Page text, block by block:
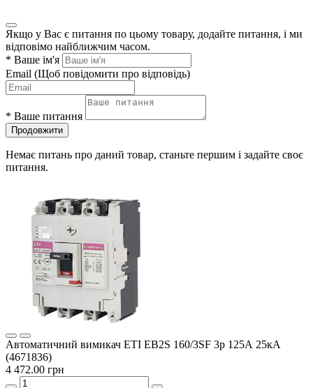
Якщо у Вас є питання по цьому товару, додайте питання, і ми
відповімо найближчим часом.
* Ваше ім'я
Email (Щоб повідомити про відповідь)
* Ваше питання
Продовжити
Немає питань про даний товар, станьте першим і задайте своє
питання.
Автоматичний вимикач ETI EB2S 160/3SF 3p 125А 25кА
(4671836)
4 472.00 грн